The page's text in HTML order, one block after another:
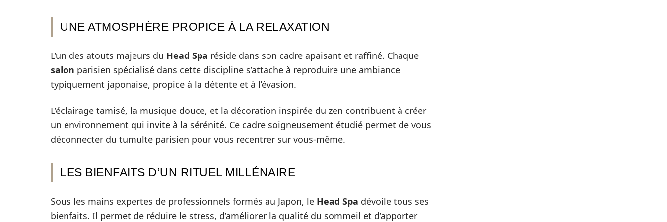
UNE ATMOSPHÈRE PROPICE À LA RELAXATION
L’un des atouts majeurs du Head Spa réside dans son cadre apaisant et raffiné. Chaque
salon parisien spécialisé dans cette discipline s’attache à reproduire une ambiance
typiquement japonaise, propice à la détente et à l’évasion.
L’éclairage tamisé, la musique douce, et la décoration inspirée du zen contribuent à créer
un environnement qui invite à la sérénité. Ce cadre soigneusement étudié permet de vous
déconnecter du tumulte parisien pour vous recentrer sur vous-même.
LES BIENFAITS D’UN RITUEL MILLÉNAIRE
Sous les mains expertes de professionnels formés au Japon, le Head Spa dévoile tous ses
bienfaits. Il permet de réduire le stress, d’améliorer la qualité du sommeil et d’apporter